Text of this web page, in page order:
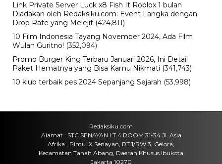
Link Private Server Luck x8 Fish It Roblox 1 bulan
Diadakan oleh Redaksiku.com: Event Langka dengan
Drop Rate yang Melejit (424,811)
10 Film Indonesia Tayang November 2024, Ada Film
Wulan Guritno! (352,094)
Promo Burger King Terbaru Januari 2026, Ini Detail
Paket Hematnya yang Bisa Kamu Nikmati (341,743)
10 klub terbaik pes 2024 Sepanjang Sejarah (53,998)
Redaksiku.com
Alamat : STC SENAYAN LT.4 ROOM 31-34 Jl. Asia
Afrika , Pintu IX Senayan, RT.1/RW.3, Gelora,
Kecamatan Tanah Abang, Daerah Khusus Ibukota
Jakarta 10270